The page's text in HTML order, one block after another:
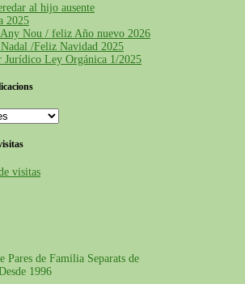
al hijo ausente
2025
Nou / feliz Año nuevo 2026
/Feliz Navidad 2025
Jurídico Ley Orgánica 1/2025
Pares de Familia Separats de
1996